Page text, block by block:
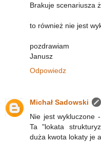
Brakuje scenariusza
to również nie jest
pozdrawiam
Janusz
Odpowiedz
Michał Sadowski
Nie jest wykluczone
Ta "lokata
duża kwota lokaty je